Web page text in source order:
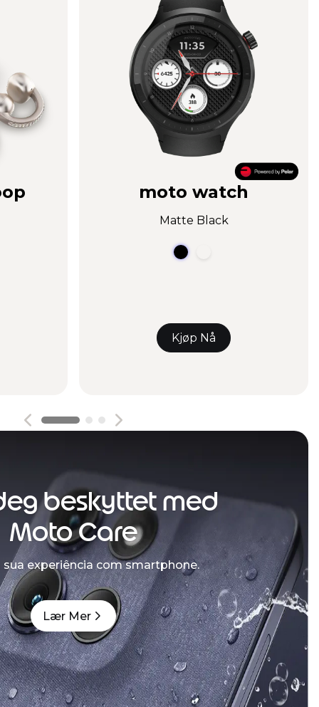
moto watch
Matte Black
Kjøp Nå
beskyttet med
Moto Care
sua experiência com smartphone.
Lær Mer